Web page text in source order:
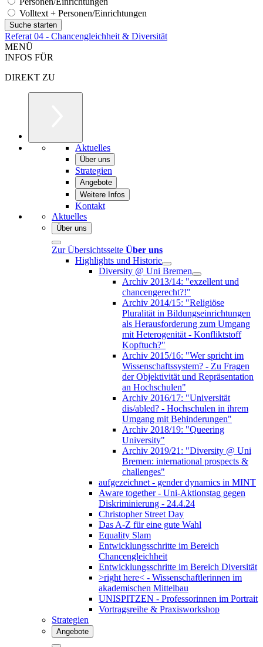
Volltext + Personen/Einrichtungen
Referat 04 - Chancengleichheit & Diversität
MENÜ
INFOS FÜR
DIREKT ZU
Aktuelles
Über uns
Strategien
Angebote
Weitere Infos
Kontakt
Aktuelles
Über uns
Zur Übersichtsseite Über uns
Highlights und Historie
Diversity @ Uni Bremen
Archiv 2013/14: "exzellent und
chancengerecht?!"
Archiv 2014/15: "Religiöse
Pluralität in Bildungseinrichtungen
als Herausforderung zum Umgang
mit Heterogenität - Konfliktstoff
Kopftuch?"
Archiv 2015/16: "Wer spricht im
Wissenschaftssystem? - Zu Fragen
der Objektivität und Repräsentation
an Hochschulen"
Archiv 2016/17: "Universität
dis/abled? - Hochschulen in ihrem
Umgang mit Behinderungen"
Archiv 2018/19: "Queering
University"
Archiv 2019/21: "Diversity @ Uni
Bremen: international prospects &
challenges"
aufgezeichnet - gender dynamics in MINT
Aware together - Uni-Aktionstag gegen
Diskriminierung - 24.4.24
Christopher Street Day
Das A-Z für eine gute Wahl
Equality Slam
Entwicklungsschritte im Bereich
Chancengleichheit
Entwicklungsschritte im Bereich Diversität
>right here< - Wissenschaftlerinnen im
akademischen Mittelbau
UNISPITZEN - Professorinnen im Portrait
Vortragsreihe & Praxisworkshop
Strategien
Angebote